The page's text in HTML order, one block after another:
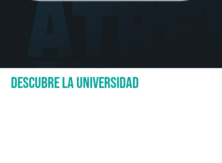
DESCUBRE LA UNIVERSIDAD